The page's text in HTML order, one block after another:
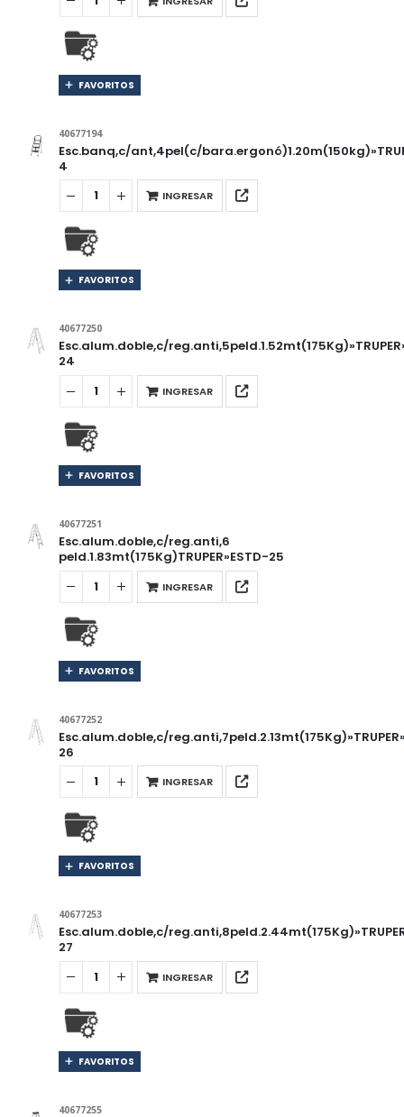
FAVORITOS
40677194
Esc.banq,c/ant,4pel(c/
4
INGRESAR
FAVORITOS
40677250
Esc.alum.doble,c/
24
INGRESAR
FAVORITOS
40677251
Esc.alum.doble,c/reg.anti,6
peld.1.83mt(175Kg)TRUPER»ESTD-25
INGRESAR
FAVORITOS
40677252
Esc.alum.doble,c/
26
INGRESAR
FAVORITOS
40677253
Esc.alum.doble,c/
27
INGRESAR
FAVORITOS
40677255